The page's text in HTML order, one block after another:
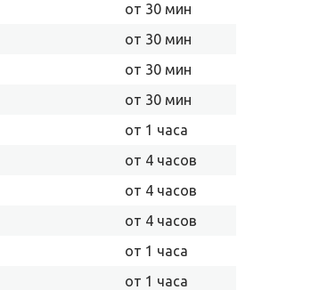
от 30 мин
от 30 мин
от 30 мин
от 30 мин
от 1 часа
от 4 часов
от 4 часов
от 4 часов
от 1 часа
от 1 часа